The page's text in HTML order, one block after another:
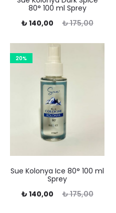
80° 100 ml Sprey
₺175,00
Orijinal
₺ 175,00.
₺ 140,00
Şu
fiyat:
20%
Sue Kolonya Ice 80° 100 ml
Sprey
₺175,00
Orijinal
₺ 140,00
Şu